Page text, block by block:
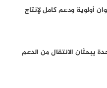
أولوية ودعم كامل لإنتاج
يبحثان الانتقال من الدعم